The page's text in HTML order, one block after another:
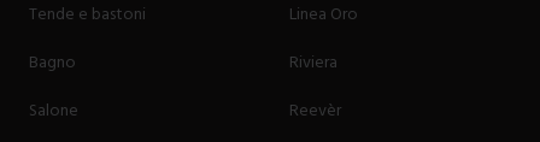
Tende e bastoni
Bagno
Salone
Linea Oro
Riviera
Reevèr